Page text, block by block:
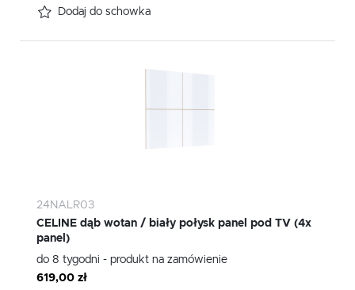
Dodaj do schowka
24NALR03
CELINE dąb wotan / biały połysk panel pod TV (4x
panel)
do 8 tygodni - produkt na zamówienie
619,00 zł